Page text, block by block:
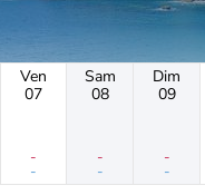
Ven
07
-
-
Sam
08
-
-
Dim
09
-
-